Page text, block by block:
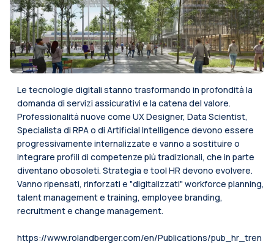
Le tecnologie digitali stanno trasformando in profondità la
domanda di servizi assicurativi e la catena del valore.
Professionalità nuove come UX Designer, Data Scientist,
Specialista di RPA o di Artificial Intelligence devono essere
progressivamente internalizzate e vanno a sostituire o
integrare profili di competenze più tradizionali, che in parte
diventano obosoleti. Strategia e tool HR devono evolvere.
Vanno ripensati, rinforzati e "digitalizzati" workforce planning,
talent management e training, employee branding,
recruitment e change management.
https://www.rolandberger.com/en/Publications/pub_hr_tren